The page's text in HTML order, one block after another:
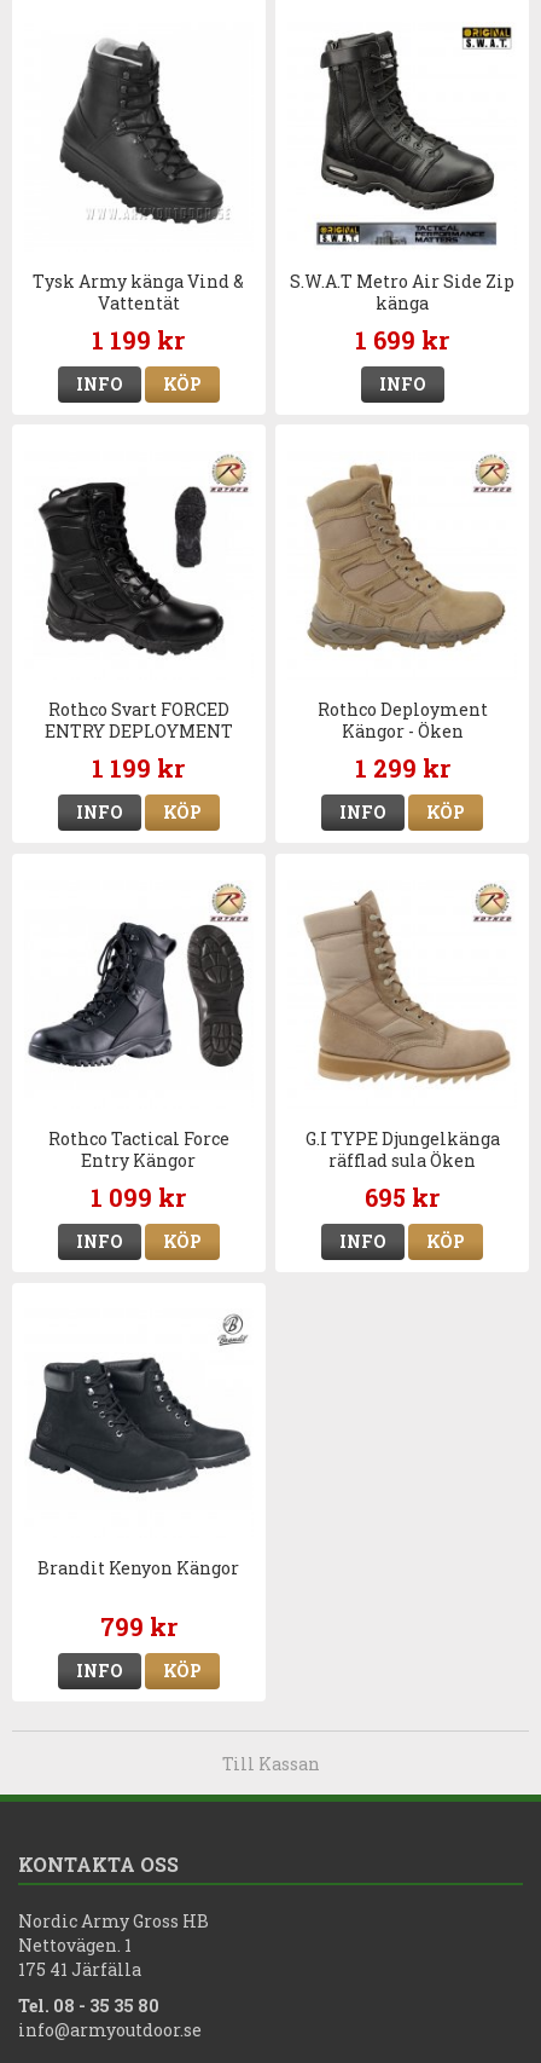
Tysk Army känga Vind &
Vattentät
1 199 kr
INFO KÖP
S.W.A.T Metro Air Side Zip
känga
1 699 kr
INFO
Rothco Svart FORCED
ENTRY DEPLOYMENT
militärkänga
1 199 kr
INFO KÖP
Rothco Deployment
Kängor - Öken
1 299 kr
INFO KÖP
Rothco Tactical Force
Entry Kängor
1 099 kr
INFO KÖP
G.I TYPE Djungelkänga
räfflad sula Öken
militärkänga
695 kr
INFO KÖP
Brandit Kenyon Kängor
799 kr
INFO KÖP
Till Kassan
KONTAKTA OSS
Nordic Army Gross HB
Nettovägen. 1
175 41 Järfälla
Tel. 08 - 35 35 80
info@armyoutdoor.se